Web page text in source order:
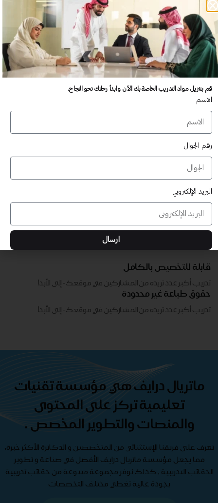
عدد غير محدود من المستخدمين
تدريب أكبر عدد تريده من المشاركين في موقعك - ​​إلى الأبد!
لا توجد رسوم تجديد سنوية
تدريب أكبر عدد تريده من المشاركين في موقعك - ​​إلى الأبد!
قابلة للتخصيص بالكامل
تدريب أكبر عدد تريده من المشاركين في موقعك - ​​إلى الأبد!
حقوق طباعة غير محدودة
تدريب أكبر عدد تريده من المشاركين في موقعك - ​​إلى الأبد!
ماتريال درايف هي مؤسسة تقنيات
تعليمية تركز على المحتوى
والمنصات والتطوير المخصص .
تعرف على فريقنا الإستثنائي من المتخصصين و الدكاترة الأكثر خبرة،
مما يجعل مؤسسة ماتريال درايف الأفضل في صناعة و تطوير
الحقائب التدريبية , كذلك نوفر مجموعة متنوعة من حقائب تدريبية
بجودة عالية تغطي مختلف التخصصات
قم بتنزيل مواد التدريب الخاصة بك الآن وابدأ رحلتك نحو النجاح.
الاسم
رقم الجوال
البريد الإلكتروني
ارسال